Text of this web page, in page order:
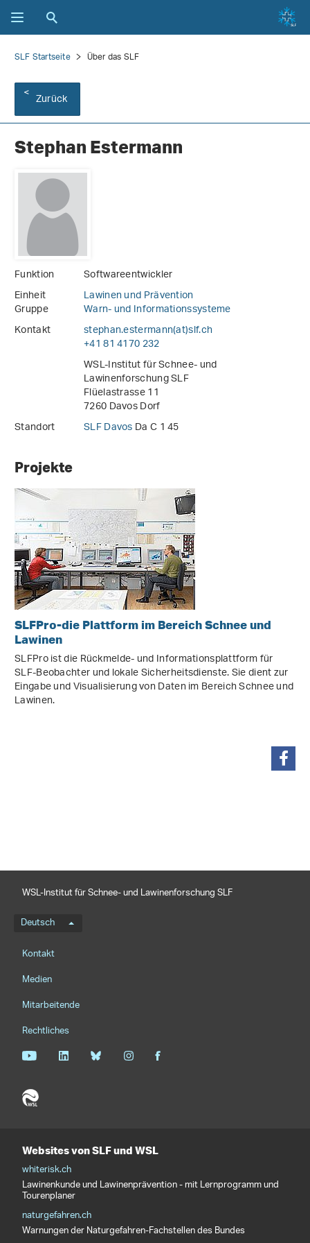
SLF Startseite Über das SLF
Zurück
Stephan Estermann
Funktion
Softwareentwickler
Einheit
Lawinen und Prävention
Gruppe
Warn- und Informationssysteme
Kontakt
stephan.estermann(at)slf.ch
+41 81 4170 232
WSL-Institut für Schnee- und
Lawinenforschung SLF
Flüelastrasse 11
7260 Davos Dorf
Standort
SLF DavosDa C 1 45
Projekte
SLFPro-die Plattform im Bereich Schnee und
Lawinen
SLFPro ist die Rückmelde- und Informationsplattform für
SLF-Beobachter und lokale Sicherheitsdienste. Sie dient zur
Eingabe und Visualisierung von Daten im Bereich Schnee und
Lawinen.
WSL-Institut für Schnee- und Lawinenforschung SLF
Sprachmenü
Deutsch
Footernavigation
Kontakt
Medien
Mitarbeitende
Rechtliches
Websites von SLF und WSL
whiterisk.ch
Lawinenkunde und Lawinenprävention - mit Lernprogramm und
Tourenplaner
naturgefahren.ch
Warnungen der Naturgefahren-Fachstellen des Bundes